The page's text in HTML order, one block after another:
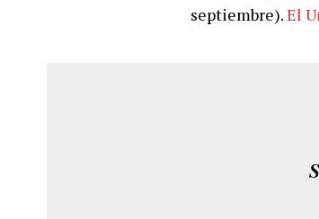
septiembre).El